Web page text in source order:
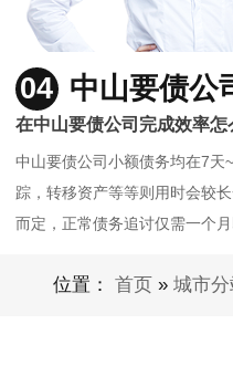
04 中山要债公
在中山要债公司完成效率怎
中山要债公司小额债务均在7天
踪，转移资产等等则用时会较
而定，正常债务追讨仅需一个月
位置： 首页 » 城市分